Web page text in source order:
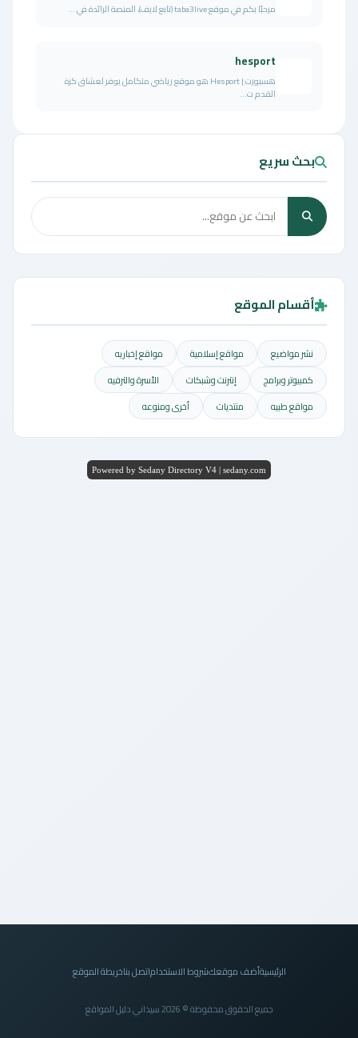
مرحبًا بكم في موقع taba3live (تابع لايف)، المنصة الرائدة في ...
hesport
هسبورت | Hesport هو موقع رياضي متكامل يوفر لعشاق كرة
القدم ت...
بحث سريع
أقسام الموقع
نشر مواضيع مواقع إسلامية
مواقع إخباريه
كمبيوتر وبرامج
إنترنت وشبكات
الأسرة والترفيه
مواقع طبيه
منتديات أخرى ومنوعه
Powered by Sedany Directory V4 | sedany.com
الرئيسيةأضف موقعكشروط الاستخداماتصل بناخريطة الموقع
جميع الحقوق محفوظة © 2026 سيداني دليل المواقع